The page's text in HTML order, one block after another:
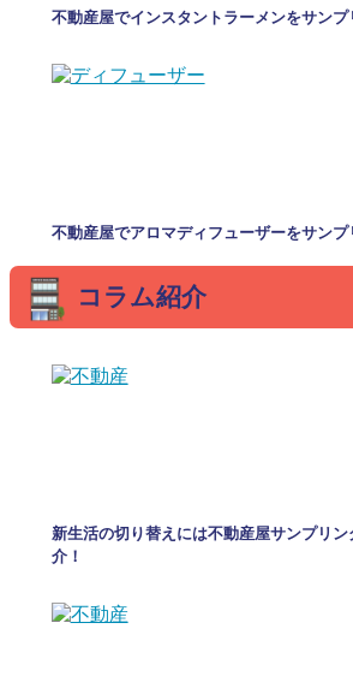
不動産屋でインスタントラーメンをサンプ
不動産屋でアロマディフューザーをサンプ
コラム紹介
新生活の切り替えには不動産屋サンプリン
介！